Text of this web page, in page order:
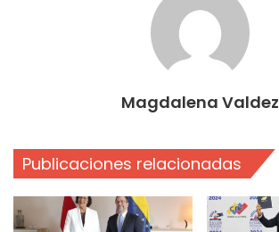
Magdalena Valdez
Publicaciones relacionadas